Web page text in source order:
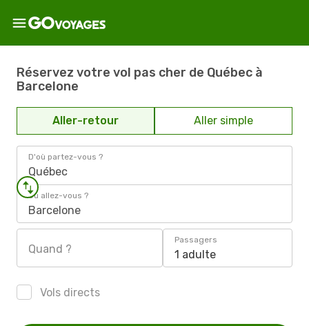
Réservez votre vol pas cher de Québec à
Barcelone
Aller-retour Aller simple
D'où partez-vous ?
Québec
Où allez-vous ?
Barcelone
Quand ?
Passagers
1 adulte
Vols directs